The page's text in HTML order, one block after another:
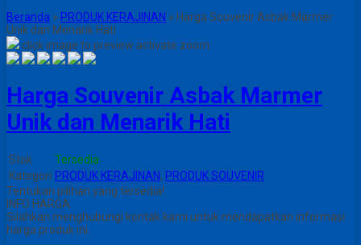
Beranda » PRODUK KERAJINAN » Harga Souvenir Asbak Marmer
Unik dan Menarik Hati
click image to preview activate zoom
Harga Souvenir Asbak Marmer
Unik dan Menarik Hati
Stok
Tersedia
Kategori PRODUK KERAJINAN, PRODUK SOUVENIR
Tentukan pilihan yang tersedia!
INFO HARGA
Silahkan menghubungi kontak kami untuk mendapatkan informasi
harga produk ini.